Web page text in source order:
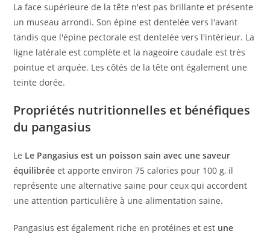
La face supérieure de la tête n'est pas brillante et présente
un museau arrondi. Son épine est dentelée vers l'avant
tandis que l'épine pectorale est dentelée vers l'intérieur. La
ligne latérale est complète et la nageoire caudale est très
pointue et arquée. Les côtés de la tête ont également une
teinte dorée.
Propriétés nutritionnelles et bénéfiques
du pangasius
Le Le Pangasius est un poisson sain avec une saveur
équilibrée et apporte environ 75 calories pour 100 g, il
représente une alternative saine pour ceux qui accordent
une attention particulière à une alimentation saine.
Pangasius est également riche en protéines et est une